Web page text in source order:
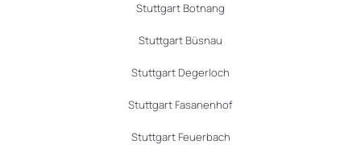
Stuttgart Botnang
Stuttgart Büsnau
Stuttgart Degerloch
Stuttgart Fasanenhof
Stuttgart Feuerbach